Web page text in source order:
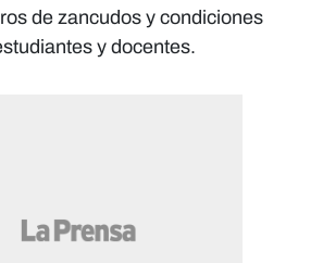
de zancudos y condiciones
y docentes.